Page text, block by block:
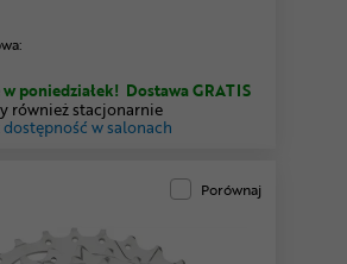
w poniedziałek! Dostawa GRATIS
również stacjonarnie
dostępność w salonach
Porównaj